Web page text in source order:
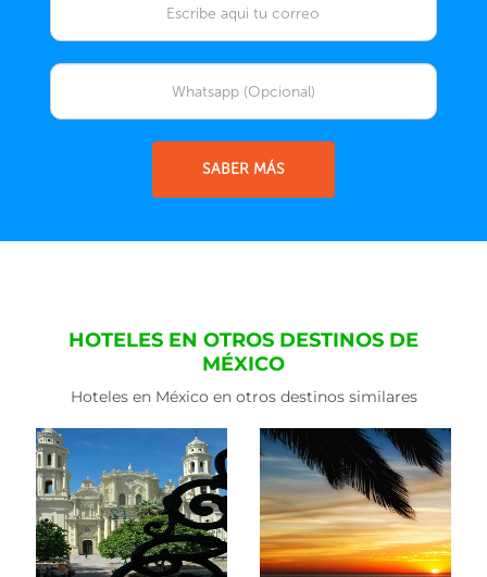
SABER MÁS
HOTELES EN OTROS DESTINOS DE
MÉXICO
Hoteles en México en otros destinos similares